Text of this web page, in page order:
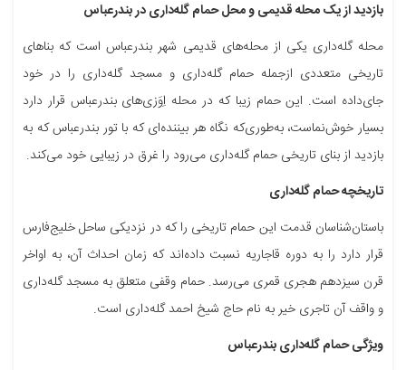
بازدید از یک محله قدیمی و محل حمام گله‌داری در بندرعباس
محله گله‌داری یکی از محله‌های قدیمی شهر بندرعباس است که بناهای
تاریخی متعددی ازجمله حمام گله‌داری و مسجد گله‌داری را در خود
جای‌داده است. این حمام زیبا که در محله اِوَزی‌های بندرعباس قرار دارد
بسیار خوش‌نماست، به‌طوری‌که نگاه هر بیننده‌ای که با تور بندرعباس که به
بازدید از بنای تاریخی حمام گله‌داری می‌رود را غرق در زیبایی خود می‌کند.
تاریخچه حمام گله‌داری
باستان‌شناسان قدمت این حمام تاریخی را که در نزدیکی ساحل خلیج‌فارس
قرار دارد را به دوره قاجاریه نسبت داده‌اند که زمان احداث آن، به اواخر
قرن سیزدهم هجری قمری می‌رسد. حمام وقفی متعلق به مسجد گله‌داری
و واقف آن تاجری خیر به نام حاج شیخ احمد گله‌داری است.
ویژگی حمام گله‌داری بندرعباس